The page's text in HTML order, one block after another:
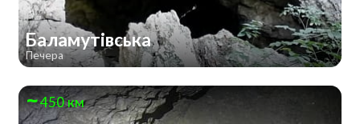
Баламутівська
Печера
450 км